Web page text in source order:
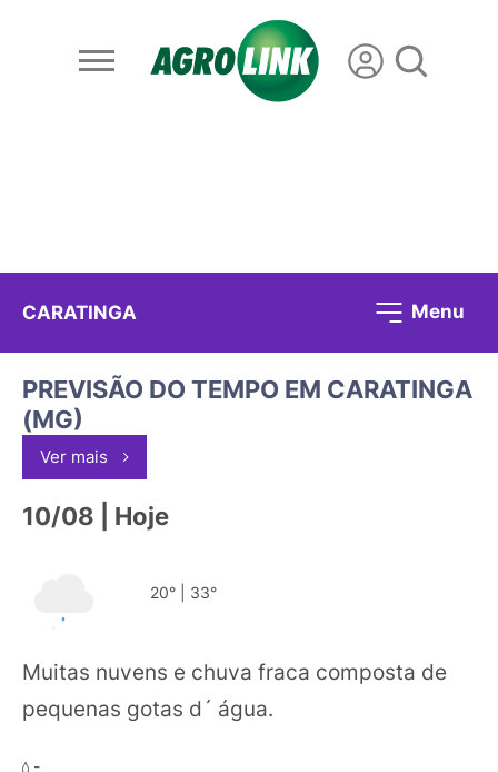
CARATINGA Menu
PREVISÃO DO TEMPO EM CARATINGA
(MG)
Ver mais
10/08 | Hoje
20° 33°
Muitas nuvens e chuva fraca composta de
pequenas gotas d´ água.
-